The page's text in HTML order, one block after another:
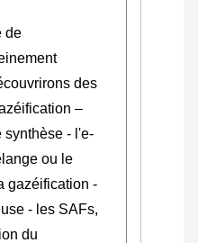
de
des
–
synthèse - l'e-
ou le
gazéification -
- les SAFs,
du